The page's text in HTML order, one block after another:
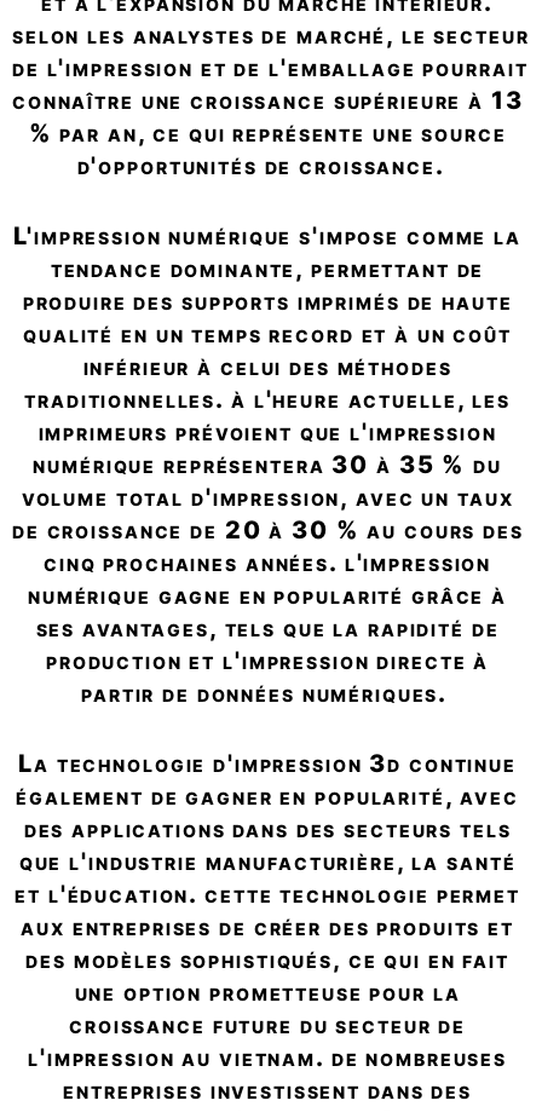
selon les analystes de marché, le secteur
de l'impression et de l'emballage pourrait
connaître une croissance supérieure à 13
% par an, ce qui représente une source
d'opportunités de croissance.
l'impression numérique s'impose comme la
tendance dominante, permettant de
produire des supports imprimés de haute
qualité en un temps record et à un coût
inférieur à celui des méthodes
traditionnelles. à l'heure actuelle, les
imprimeurs prévoient que l'impression
numérique représentera 30 à 35 % du
volume total d'impression, avec un taux
de croissance de 20 à 30 % au cours des
cinq prochaines années. l'impression
numérique gagne en popularité grâce à
ses avantages, tels que la rapidité de
production et l'impression directe à
partir de données numériques.
la technologie d'impression 3d continue
également de gagner en popularité, avec
des applications dans des secteurs tels
que l'industrie manufacturière, la santé
et l'éducation. cette technologie permet
aux entreprises de créer des produits et
des modèles sophistiqués, ce qui en fait
une option prometteuse pour la
croissance future du secteur de
l'impression au vietnam. de nombreuses
entreprises investissent dans des